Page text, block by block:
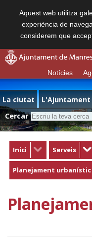
Aquest web utilitza
experiència de
considerem que
Notícies
La ciutat L'Ajuntament
Cercar
Inici Serveis
Planejament urbanístic